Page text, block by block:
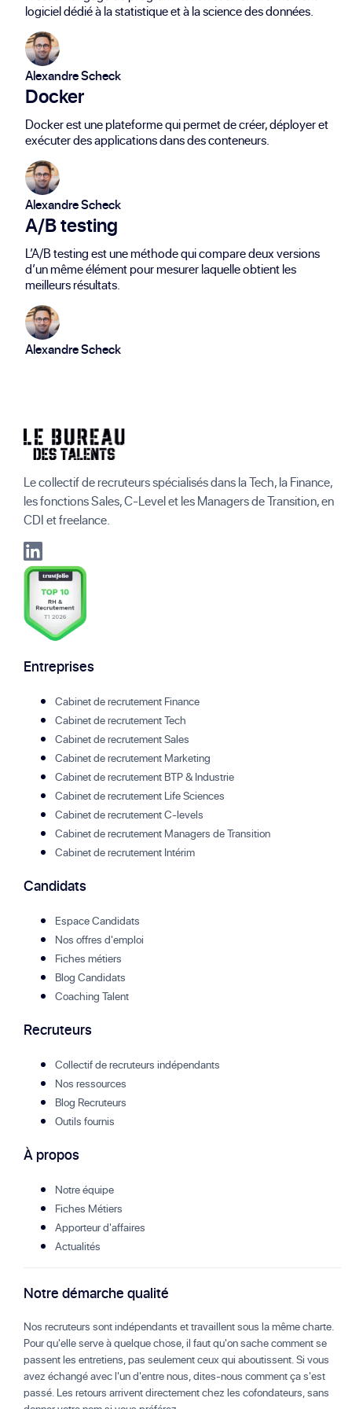
logiciel dédié à la statistique et à la science des données.
Alexandre Scheck
Docker
Docker est une plateforme qui permet de créer, déployer et
exécuter des applications dans des conteneurs.
Alexandre Scheck
A/B testing
L’A/B testing est une méthode qui compare deux versions
d’un même élément pour mesurer laquelle obtient les
meilleurs résultats.
Alexandre Scheck
Le collectif de recruteurs spécialisés dans la Tech, la Finance,
les fonctions Sales, C-Level et les Managers de Transition, en
CDI et freelance.
Entreprises
Cabinet de recrutement Finance
Cabinet de recrutement Tech
Cabinet de recrutement Sales
Cabinet de recrutement Marketing
Cabinet de recrutement BTP & Industrie
Cabinet de recrutement Life Sciences
Cabinet de recrutement C-levels
Cabinet de recrutement Managers de Transition
Cabinet de recrutement Intérim
Candidats
Espace Candidats
Nos offres d'emploi
Fiches métiers
Blog Candidats
Coaching Talent
Recruteurs
Collectif de recruteurs indépendants
Nos ressources
Blog Recruteurs
Outils fournis
À propos
Notre équipe
Fiches Métiers
Apporteur d'affaires
Actualités
Notre démarche qualité
Nos recruteurs sont indépendants et travaillent sous la même charte.
Pour qu'elle serve à quelque chose, il faut qu'on sache comment se
passent les entretiens, pas seulement ceux qui aboutissent. Si vous
avez échangé avec l'un d'entre nous, dites-nous comment ça s'est
passé. Les retours arrivent directement chez les cofondateurs, sans